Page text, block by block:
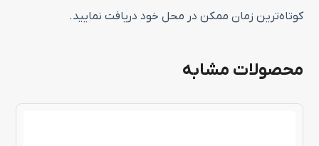
کوتاه‌ترین زمان ممکن در محل خود دریافت نمایید.
محصولات مشابه